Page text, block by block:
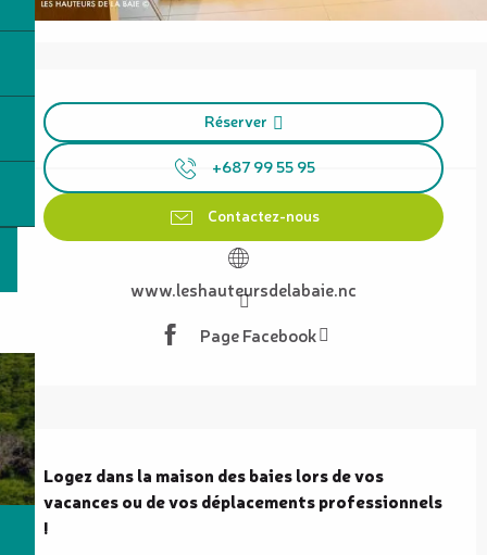
Réserver
+687 99 55 95
Contactez-nous
www.leshauteursdelabaie.nc
Page Facebook
Description
Logez dans la maison des baies lors de vos
vacances ou de vos déplacements professionnels
!